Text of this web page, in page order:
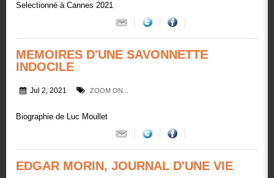
Selectionné à Cannes 2021
MEMOIRES D'UNE SAVONNETTE
INDOCILE
Jul 2, 2021 ZOOM ON...
Biographie de Luc Moullet
EDGAR MORIN, JOURNAL D'UNE VIE